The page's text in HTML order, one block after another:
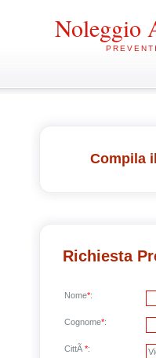
Noleggio
Compila
Richiesta
Nome*:
Cognome*:
CittÃ *: